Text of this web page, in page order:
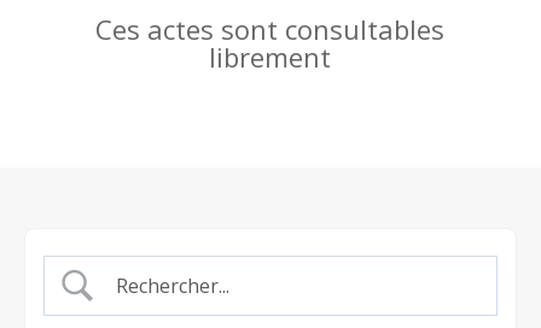
Ces actes sont consultables
librement